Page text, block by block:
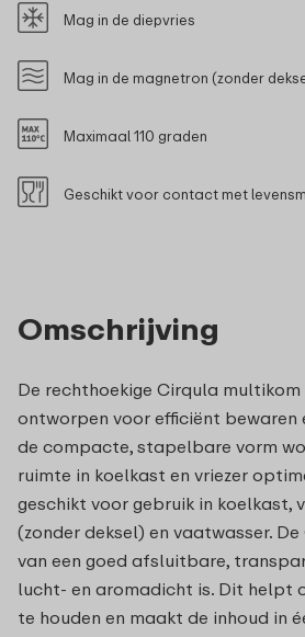
Omschrijving
De rechthoekige Cirqula multikom
ontworpen voor efficiënt bewaren
de compacte, stapelbare vorm
ruimte in koelkast en vriezer
geschikt voor gebruik in koelkast,
(zonder deksel) en vaatwasser.
van een goed afsluitbare,
lucht- en aromadicht is. Dit helpt
te houden en maakt de inhoud in
Mag in de diepvries
Mag in de magnetron (zonder
Maximaal 110 graden
Geschikt voor contact met